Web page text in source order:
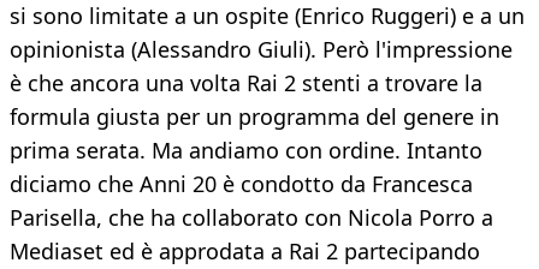
si sono limitate a un ospite (Enrico Ruggeri) e a un
opinionista (Alessandro Giuli). Però l'impressione
è che ancora una volta Rai 2 stenti a trovare la
formula giusta per un programma del genere in
prima serata. Ma andiamo con ordine. Intanto
diciamo che Anni 20 è condotto da Francesca
Parisella, che ha collaborato con Nicola Porro a
Mediaset ed è approdata a Rai 2 partecipando